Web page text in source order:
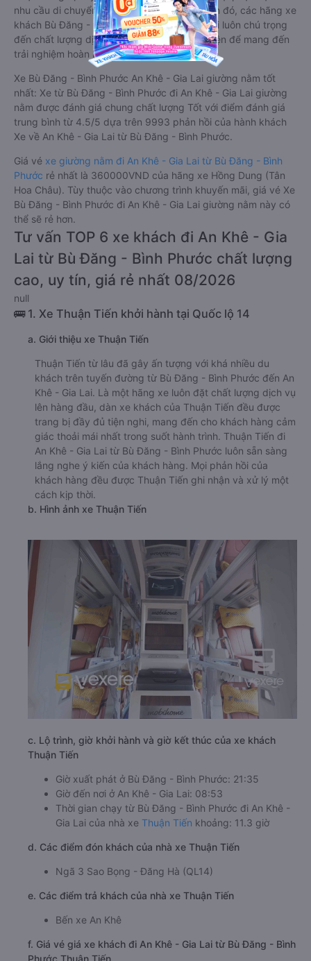
nhu cầu di chuyển của hành khách. Bên cạnh đó, các hãng xe
khách Bù Đăng - Bình Phước An Khê - Gia Lai luôn chú trọng
đến chất lượng dịch vụ, không ngừng cải thiện để mang đến
trải nghiệm hoàn hảo cho hành khách.
Xe Bù Đăng - Bình Phước An Khê - Gia Lai giường nằm tốt
nhất: Xe từ Bù Đăng - Bình Phước đi An Khê - Gia Lai giường
nằm được đánh giá chung chất lượng Tốt với điểm đánh giá
trung bình từ 4.5/5 dựa trên 9993 phản hồi của hành khách
Xe về An Khê - Gia Lai từ Bù Đăng - Bình Phước.
Giá vé xe giường nằm đi An Khê - Gia Lai từ Bù Đăng - Bình
Phước rẻ nhất là 360000VND của hãng xe Hồng Dung (Tân
Hoa Châu). Tùy thuộc vào chương trình khuyến mãi, giá vé Xe
Bù Đăng - Bình Phước đi An Khê - Gia Lai giường nằm này có
thể sẽ rẻ hơn.
Tư vấn TOP 6 xe khách đi An Khê - Gia
Lai từ Bù Đăng - Bình Phước chất lượng
cao, uy tín, giá rẻ nhất 08/2026
null
🚌 1. Xe Thuận Tiến khởi hành tại Quốc lộ 14
a. Giới thiệu xe Thuận Tiến
Thuận Tiến từ lâu đã gây ấn tượng với khá nhiều du
khách trên tuyến đường từ Bù Đăng - Bình Phước đến An
Khê - Gia Lai. Là một hãng xe luôn đặt chất lượng dịch vụ
lên hàng đầu, dàn xe khách của Thuận Tiến đều được
trang bị đầy đủ tiện nghi, mang đến cho khách hàng cảm
giác thoải mái nhất trong suốt hành trình. Thuận Tiến đi
An Khê - Gia Lai từ Bù Đăng - Bình Phước luôn sẵn sàng
lắng nghe ý kiến của khách hàng. Mọi phản hồi của
khách hàng đều được Thuận Tiến ghi nhận và xử lý một
cách kịp thời.
b. Hình ảnh xe Thuận Tiến
c. Lộ trình, giờ khởi hành và giờ kết thúc của xe khách
Thuận Tiến
Giờ xuất phát ở Bù Đăng - Bình Phước: 21:35
Giờ đến nơi ở An Khê - Gia Lai: 08:53
Thời gian chạy từ Bù Đăng - Bình Phước đi An Khê -
Gia Lai của nhà xe Thuận Tiến khoảng: 11.3 giờ
d. Các điểm đón khách của nhà xe Thuận Tiến
Ngã 3 Sao Bọng - Đăng Hà (QL14)
e. Các điểm trả khách của nhà xe Thuận Tiến
Bến xe An Khê
f. Giá vé giá xe khách đi An Khê - Gia Lai từ Bù Đăng - Bình